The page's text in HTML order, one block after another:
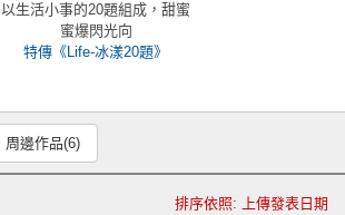
以生活小事的20題組成，甜蜜
蜜爆閃光向
特傳《Life-冰漾20題》
周邊作品(6)
排序依照: 上傳發表日期